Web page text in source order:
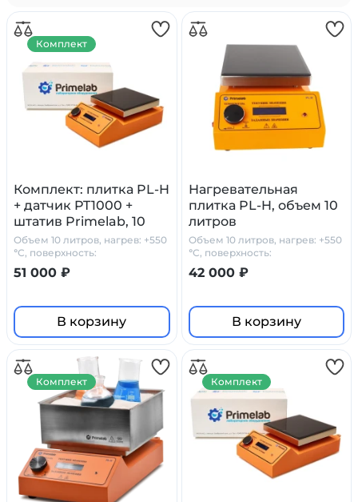
Комплект: плитка PL-H
+ датчик PT1000 +
штатив Primelab, 10
литров
Объем 10 литров, нагрев: +550
°С, поверхность:
стеклокерамика
51 000 ₽
В корзину
Комплект
Нагревательная
плитка PL-H, объем 10
литров
Объем 10 литров, нагрев: +550
°С, поверхность:
стеклокерамика
42 000 ₽
В корзину
Комплект Комплект